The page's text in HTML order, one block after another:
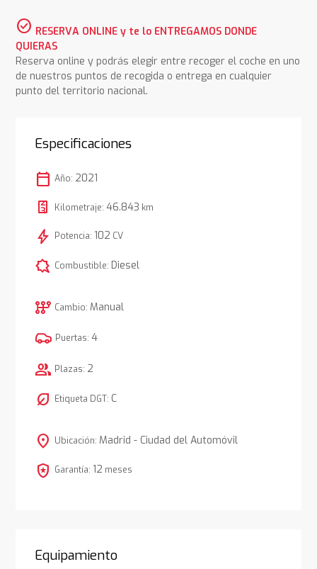
check_circle RESERVA ONLINE y te lo ENTREGAMOS DONDE
QUIERAS
Reserva online y podrás elegir entre recoger el coche en uno
de nuestros puntos de recogida o entrega en cualquier
punto del territorio nacional.
Especificaciones
calendar_today Año: 2021
Kilometraje: 46.843 km
bolt Potencia: 102 CV
comic_bubble Combustible: Diesel
auto_transmission Cambio: Manual
Puertas: 4
group Plazas: 2
nest_eco_leaf Etiqueta DGT: C
location_on Ubicación: Madrid - Ciudad del Automóvil
local_police Garantía: 12 meses
Equipamiento